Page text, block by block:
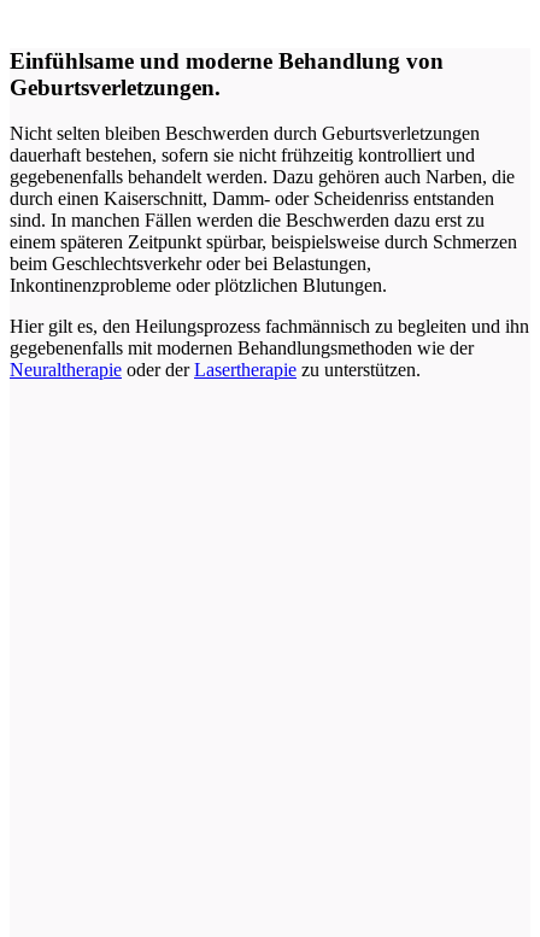
Einfühlsame und moderne Behandlung von
Geburtsverletzungen.
Nicht selten bleiben Beschwerden durch Geburtsverletzungen
dauerhaft bestehen, sofern sie nicht frühzeitig kontrolliert und
gegebenenfalls behandelt werden. Dazu gehören auch Narben, die
durch einen Kaiserschnitt, Damm- oder Scheidenriss entstanden
sind. In manchen Fällen werden die Beschwerden dazu erst zu
einem späteren Zeitpunkt spürbar, beispielsweise durch Schmerzen
beim Geschlechtsverkehr oder bei Belastungen,
Inkontinenzprobleme oder plötzlichen Blutungen.
Hier gilt es, den Heilungsprozess fachmännisch zu begleiten und ihn
gegebenenfalls mit modernen Behandlungsmethoden wie der
Neuraltherapie oder derLasertherapie zu unterstützen.